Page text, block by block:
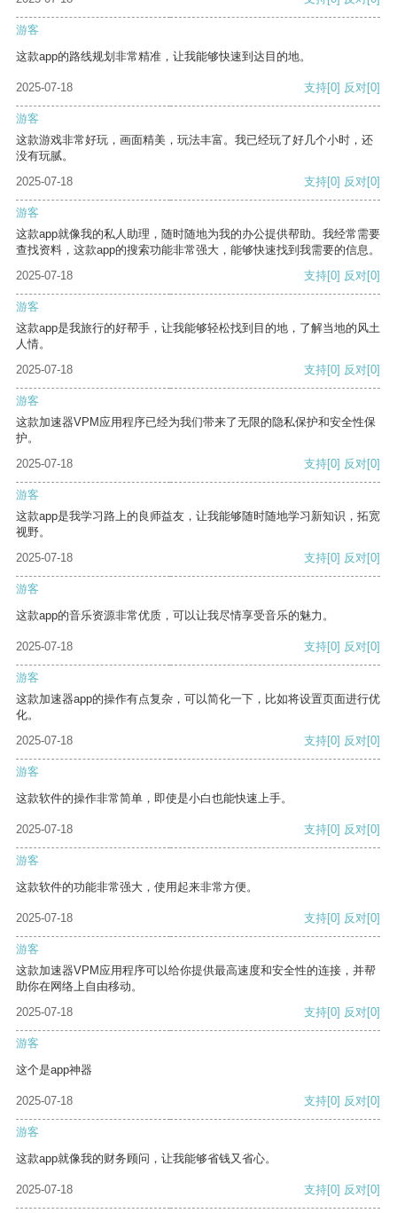
游客
这款app的路线规划非常精准，让我能够快速到达目的地。
2025-07-18 支持[0] 反对[0]
游客
这款游戏非常好玩，画面精美，玩法丰富。我已经玩了好几个小时，还
没有玩腻。
2025-07-18
支持[0] 反对[0]
游客
这款app就像我的私人助理，随时随地为我的办公提供帮助。我经常需要
查找资料，这款app的搜索功能非常强大，能够快速找到我需要的信息。
2025-07-18
支持[0] 反对[0]
游客
这款app是我旅行的好帮手，让我能够轻松找到目的地，了解当地的风土
人情。
2025-07-18
支持[0] 反对[0]
游客
这款加速器VPM应用程序已经为我们带来了无限的隐私保护和安全性保
护。
2025-07-18
支持[0] 反对[0]
游客
这款app是我学习路上的良师益友，让我能够随时随地学习新知识，拓宽
视野。
2025-07-18
支持[0] 反对[0]
游客
这款app的音乐资源非常优质，可以让我尽情享受音乐的魅力。
2025-07-18 支持[0] 反对[0]
游客
这款加速器app的操作有点复杂，可以简化一下，比如将设置页面进行优
化。
2025-07-18
支持[0] 反对[0]
游客
这款软件的操作非常简单，即使是小白也能快速上手。
2025-07-18 支持[0] 反对[0]
游客
这款软件的功能非常强大，使用起来非常方便。
2025-07-18 支持[0] 反对[0]
游客
这款加速器VPM应用程序可以给你提供最高速度和安全性的连接，并帮
助你在网络上自由移动。
2025-07-18
支持[0] 反对[0]
游客
这个是app神器
2025-07-18 支持[0] 反对[0]
游客
这款app就像我的财务顾问，让我能够省钱又省心。
2025-07-18 支持[0] 反对[0]